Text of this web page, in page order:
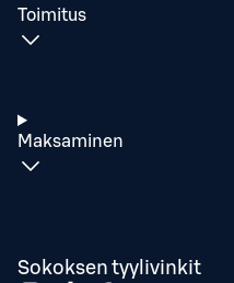
Toimitus
Maksaminen
Sokoksen tyylivinkit